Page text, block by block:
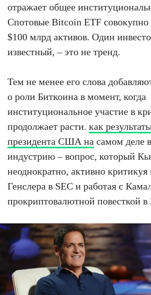
отражает общее
Спотовые Bitcoin ETF совокупно
$100 млрд активов. Один
известный, – это не тренд.
Тем не менее его слова
о роли Биткоина в момент, когда
институциональное участие в
продолжает расти. как
президента США на самом деле
индустрию – вопрос, который
неоднократно, активно критикуя
Генслера в SEC и работая с
прокриптовалютной повесткой в